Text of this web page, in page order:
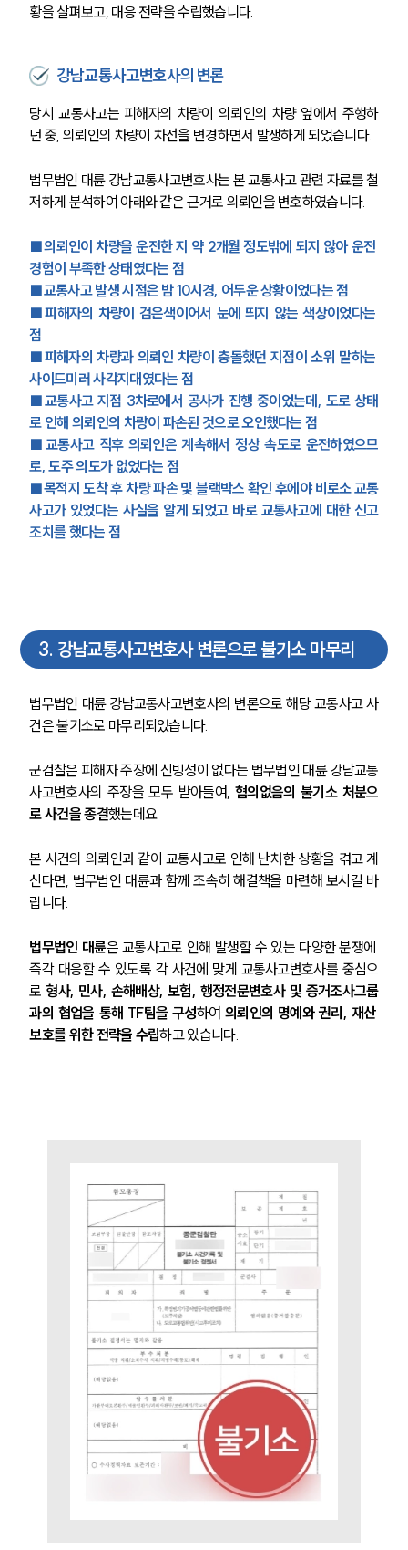
글로벌 파트너 로펌
고객의 소리
통합검색
AI대륜
업무사례
주요 업무사례
사례분석/최신동향
법률정보
법률지식인
고객후기
업무분야
음주교통사고대응부 업무
황을 살펴보고, 대응 전략을 수립했습니다.
강남교통사고변호사의 변론
당시 교통사고는 피해자의 차량이 의뢰인의 차량 옆에서 주행하
던 중, 의뢰인의 차량이 차선을 변경하면서 발생하게 되었습니다.
법무법인 대륜 강남교통사고변호사는 본 교통사고 관련 자료를 철
저하게 분석하여 아래와 같은 근거로 의뢰인을 변호하였습니다.
■의뢰인이 차량을 운전한 지 약 2개월 정도밖에 되지 않아 운전
경험이 부족한 상태였다는 점
■교통사고 발생 시점은 밤 10시경, 어두운 상황이었다는 점
■피해자의 차량이 검은색이어서 눈에 띄지 않는 색상이었다는
점
■피해자의 차량과 의뢰인 차량이 충돌했던 지점이 소위 말하는
사이드미러 사각지대였다는 점
■교통사고 지점 3차로에서 공사가 진행 중이었는데, 도로 상태
로 인해 의뢰인의 차량이 파손된 것으로 오인했다는 점
■교통사고 직후 의뢰인은 계속해서 정상 속도로 운전하였으므
로, 도주 의도가 없었다는 점
■목적지 도착 후 차량 파손 및 블랙박스 확인 후에야 비로소 교통
사고가 있었다는 사실을 알게 되었고 바로 교통사고에 대한 신고
조치를 했다는 점
3. 강남교통사고변호사 변론으로 불기소 마무리
법무법인 대륜 강남교통사고변호사의 변론으로 해당 교통사고 사
건은 불기소로 마무리되었습니다.
군검찰은 피해자 주장에 신빙성이 없다는 법무법인 대륜 강남교통
사고변호사의 주장을 모두 받아들여, 혐의없음의 불기소 처분으
로 사건을 종결했는데요.
본 사건의 의뢰인과 같이 교통사고로 인해 난처한 상황을 겪고 계
신다면, 법무법인 대륜과 함께 조속히 해결책을 마련해 보시길 바
랍니다.
법무법인 대륜은 교통사고로 인해 발생할 수 있는 다양한 분쟁에
즉각 대응할 수 있도록 각 사건에 맞게 교통사고변호사를 중심으
로 형사, 민사, 손해배상, 보험, 행정전문변호사 및 증거조사그룹
과의 협업을 통해 TF팀을 구성하여 의뢰인의 명예와 권리, 재산
보호를 위한 전략을 수립하고 있습니다.